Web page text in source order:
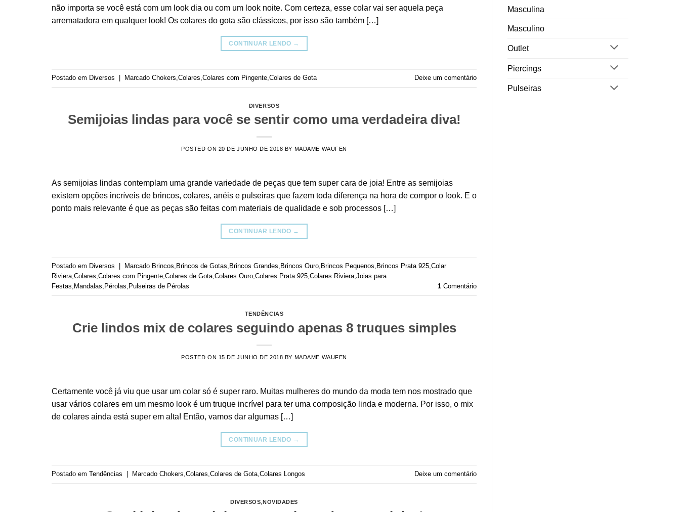
não importa se você está com um look dia ou com um look noite. Com certeza, esse colar vai ser aquela peça
arrematadora em qualquer look! Os colares do gota são clássicos, por isso são também […]
CONTINUAR LENDO →
Postado em Diversos Marcado Chokers,Colares,Colares com Pingente,Colares de Gota Deixe um comentário
DIVERSOS
Semijoias lindas para você se sentir como uma verdadeira diva!
POSTED ON 20 DE JUNHO DE 2018 BY MADAME WAUFEN
As semijoias lindas contemplam uma grande variedade de peças que tem super cara de joia! Entre as semijoias
existem opções incríveis de brincos, colares, anéis e pulseiras que fazem toda diferença na hora de compor o look. E o
ponto mais relevante é que as peças são feitas com materiais de qualidade e sob processos […]
CONTINUAR LENDO →
Postado em Diversos Marcado Brincos Brincos de Gotas Brincos Grandes Brincos Ouro Brincos Pequenos Brincos Prata 925 Colar
Riviera Colares Colares com Pingente Colares de Gota Colares Ouro Colares Prata 925 Colares Riviera Joias para
Festas Mandalas Pérolas Pulseiras de Pérolas 1 Comentário
TENDÊNCIAS
Crie lindos mix de colares seguindo apenas 8 truques simples
POSTED ON 15 DE JUNHO DE 2018 BY MADAME WAUFEN
Certamente você já viu que usar um colar só é super raro. Muitas mulheres do mundo da moda tem nos mostrado que
usar vários colares em um mesmo look é um truque incrível para ter uma composição linda e moderna. Por isso, o mix
de colares ainda está super em alta! Então, vamos dar algumas […]
CONTINUAR LENDO →
Postado em Tendências Marcado Chokers,Colares,Colares de Gota,Colares Longos Deixe um comentário
DIVERSOS,NOVIDADES
Masculina
Masculino
Outlet
Piercings
Pulseiras